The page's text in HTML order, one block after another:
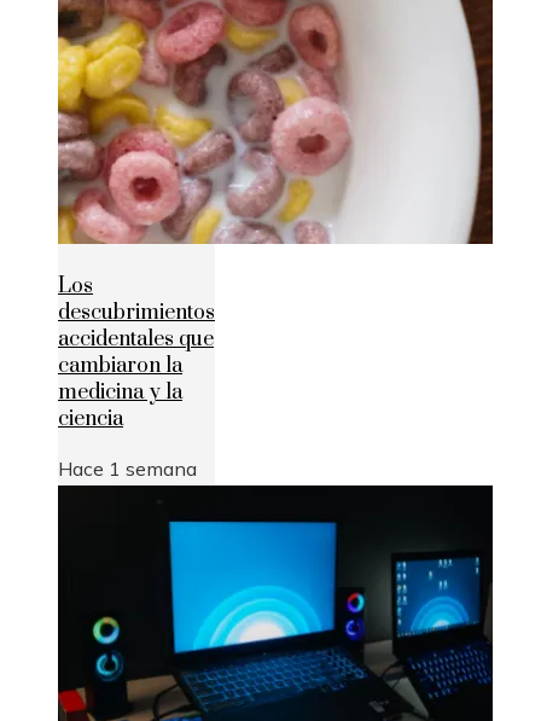
Los
descubrimientos
accidentales que
cambiaron la
medicina y la
ciencia
Hace 1 semana